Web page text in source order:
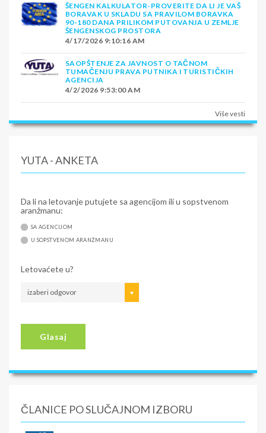
ŠENGEN KALKULATOR-PROVERITE DA LI JE VAŠ
BORAVAK U SKLADU SA PRAVILOM BORAVKA
90-180 DANA PRILIKOM PUTOVANJA U ZEMLJE
ŠENGENSKOG PROSTORA
4/17/2026 9:10:16 AM
SAOPŠTENJE ZA JAVNOST O TAČNOM
TUMAČENJU PRAVA PUTNIKA I TURISTIČKIH
AGENCIJA
4/2/2026 9:53:00 AM
Više vesti
YUTA - ANKETA
Da li na letovanje putujete sa agencijom ili u sopstvenom
aranžmanu:
SA AGENCIJOM
U SOPSTVENOM ARANŽMANU
Letovaćete u?
izaberi odgovor
Glasaj
ČLANICE PO SLUČAJNOM IZBORU